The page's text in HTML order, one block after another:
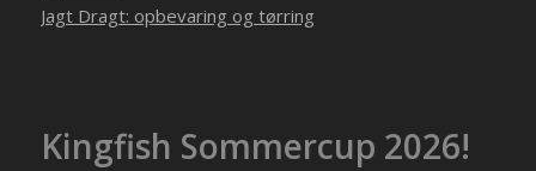
Jagt Dragt: opbevaring og tørring
Kingfish Sommercup 2026!